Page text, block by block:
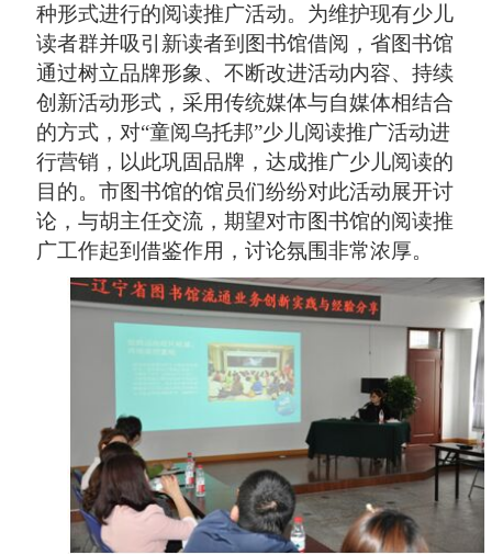
种形式进行的阅读推广活动。为维护现有少儿
读者群并吸引新读者到图书馆借阅，省图书馆
通过树立品牌形象、不断改进活动内容、持续
创新活动形式，采用传统媒体与自媒体相结合
的方式，对“童阅乌托邦”少儿阅读推广活动进
行营销，以此巩固品牌，达成推广少儿阅读的
目的。市图书馆的馆员们纷纷对此活动展开讨
论，与胡主任交流，期望对市图书馆的阅读推
广工作起到借鉴作用，讨论氛围非常浓厚。